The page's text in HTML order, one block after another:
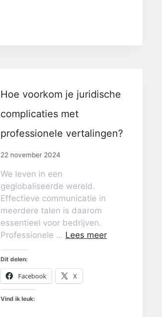
Hoe voorkom je juridische
complicaties met
professionele vertalingen?
22 november 2024
We leven in een
geglobaliseerde wereld.
Effectieve communicatie in
meerdere talen is daarom
essentieel voor bedrijven.
Professionele … Lees meer
Dit delen:
Facebook X
Vind ik leuk: